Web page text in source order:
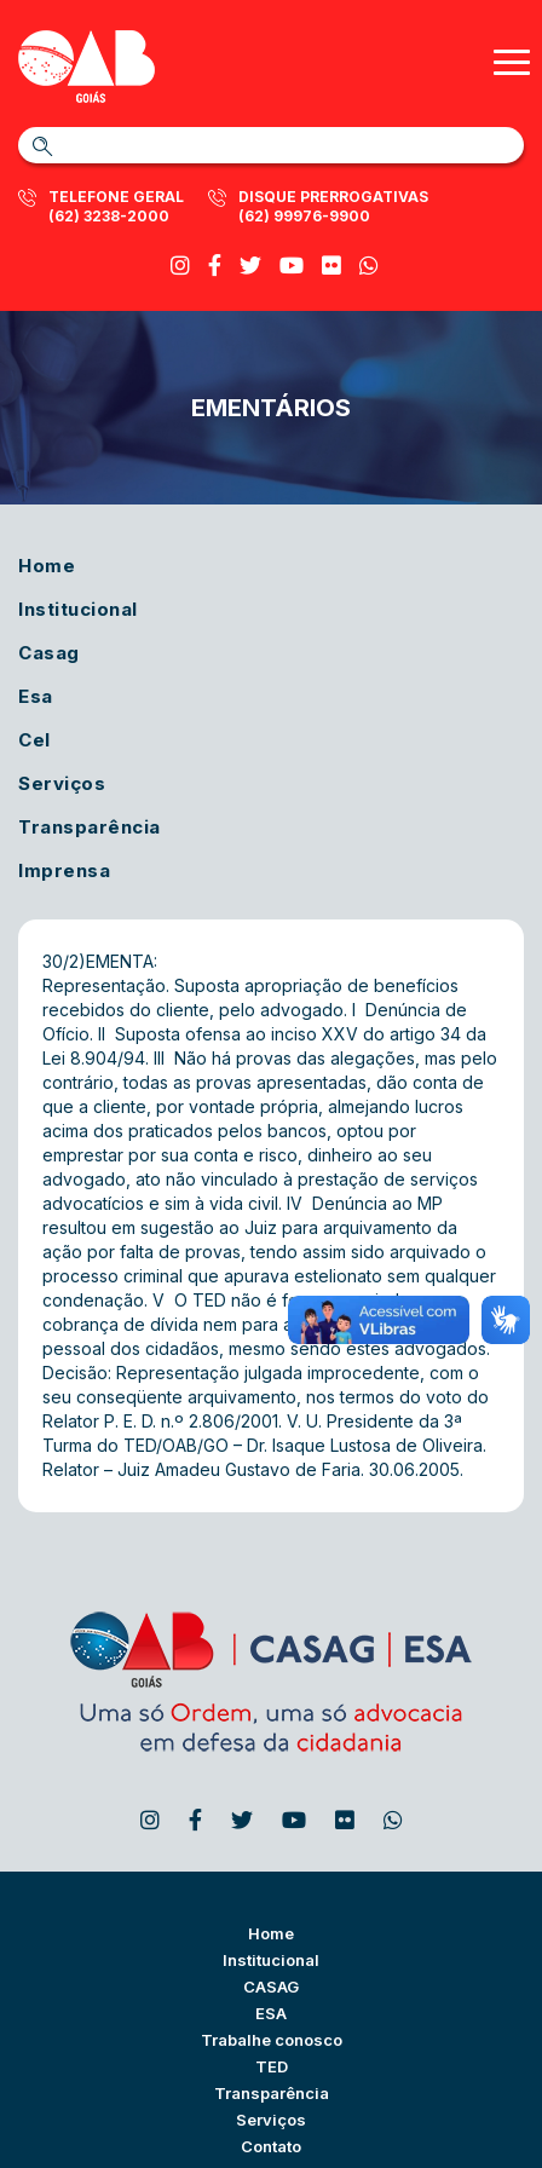
TELEFONE GERAL
(62) 3238-2000
DISQUE PRERROGATIVAS
(62) 99976-9900
EMENTÁRIOS
Home
Institucional
Casag
Esa
Cel
Serviços
Transparência
Imprensa
30/2)EMENTA:
Representação. Suposta apropriação de benefícios
recebidos do cliente, pelo advogado. I  Denúncia de
Ofício. II  Suposta ofensa ao inciso XXV do artigo 34 da
Lei 8.904/94. III  Não há provas das alegações, mas pelo
contrário, todas as provas apresentadas, dão conta de
que a cliente, por vontade própria, almejando lucros
acima dos praticados pelos bancos, optou por
emprestar por sua conta e risco, dinheiro ao seu
advogado, ato não vinculado à prestação de serviços
advocatícios e sim à vida civil. IV  Denúncia ao MP
resultou em sugestão ao Juiz para arquivamento da
ação por falta de provas, tendo assim sido arquivado o
processo criminal que apurava estelionato sem qualquer
condenação. V  O TED não é foro apropriado para
cobrança de dívida nem para apreciar a vida civil e
pessoal dos cidadãos, mesmo sendo estes advogados.
Decisão: Representação julgada improcedente, com o
seu conseqüente arquivamento, nos termos do voto do
Relator P. E. D. n.º 2.806/2001. V. U. Presidente da 3ª
Turma do TED/OAB/GO – Dr. Isaque Lustosa de Oliveira.
Relator – Juiz Amadeu Gustavo de Faria. 30.06.2005.
Home
Institucional
CASAG
ESA
Trabalhe conosco
TED
Transparência
Serviços
Contato